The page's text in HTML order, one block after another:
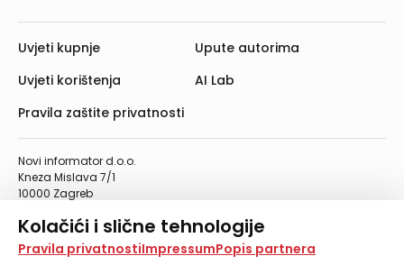
Kolačići i slične tehnologije
Na našoj web stranici koristimo kolačiće i slične
Pravila privatnostiImpressumPopis partnera
Novi informator d.o.o.
Kneza Mislava 7/1
10000 Zagreb
Telefaks: 01/4612-553
info@informator.hr
Uvjeti kupnje
Uvjeti korištenja
Pravila zaštite privatnosti
Upute autorima
AI Lab